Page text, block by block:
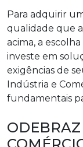
Para adquirir
qualidade que
acima, a
investe em
exigências de
Indústria e
fundamentais